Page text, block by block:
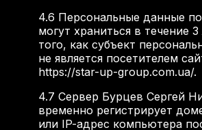
4.6 Персональные данные
могут храниться в течение
того, как субъект
не является посетителем
https://star-up-group.com.ua/.
4.7 Сервер Бурцев Сергей
временно регистрирует
или IP-адрес компьютера